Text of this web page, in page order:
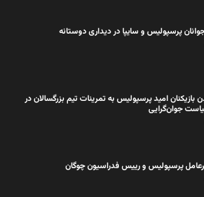
پرسپولیس و سایپا در دیداری دوستانه
امید پرسپولیس به تمرینات تیم بزرگسالان در
جوان‌گرایی
پرسپولیس و رییس فدراسیون چوگان